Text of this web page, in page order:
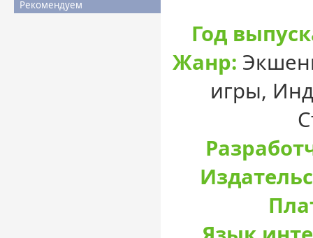
Рекомендуем
Год
Жанр:
игры,